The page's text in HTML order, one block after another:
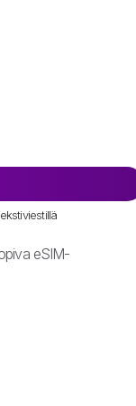
eSIM-